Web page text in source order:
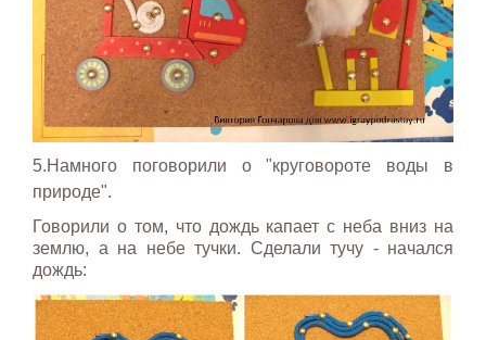
5.Намного поговорили о "круговороте воды в
природе".
Говорили о том, что дождь капает с неба вниз на
землю, а на небе тучки. Сделали тучу - начался
дождь: